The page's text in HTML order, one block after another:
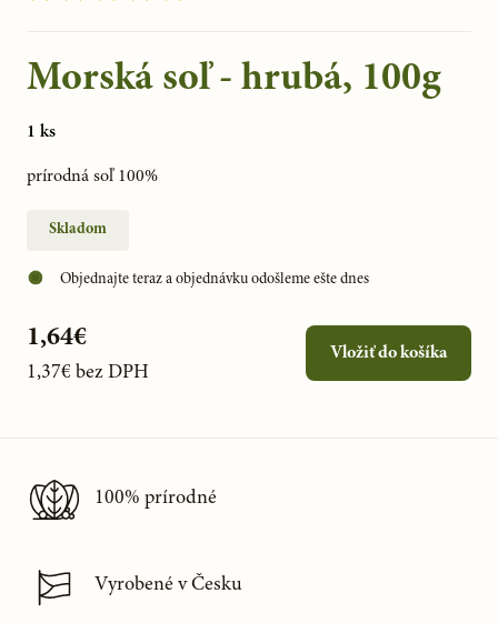
Morská soľ - hrubá, 100g
1 ks
prírodná soľ 100%
Skladom
Objednajte teraz a objednávku odošleme ešte dnes
1,64€
1,37€ bez DPH
Vložiť do košíka
100% prírodné
Vyrobené v Česku